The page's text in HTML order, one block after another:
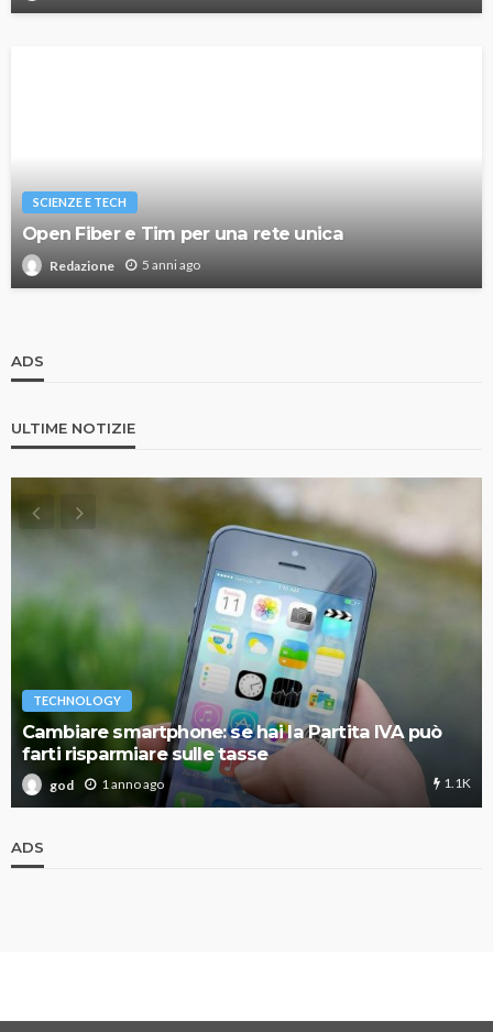
SCIENZE E TECH
Open Fiber e Tim per una rete unica
Redazione 5 anni ago
ADS
ULTIME NOTIZIE
TECHNOLOGY
Cambiare smartphone: se hai la Partita IVA può
farti risparmiare sulle tasse
god 1 anno ago 1.1K
ADS